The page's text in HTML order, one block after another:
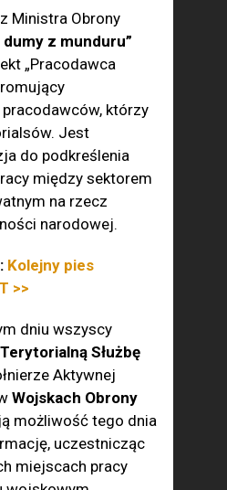
Ministra Obrony
dumy z munduru”
„Pracodawca
którzy
Jest
do podkreślenia
między sektorem
na rzecz
narodowej.
Kolejny pies
>>
dniu wszyscy
Terytorialną Służbę
Aktywnej
Wojskach Obrony
możliwość tego dnia
uczestnicząc
miejscach pracy